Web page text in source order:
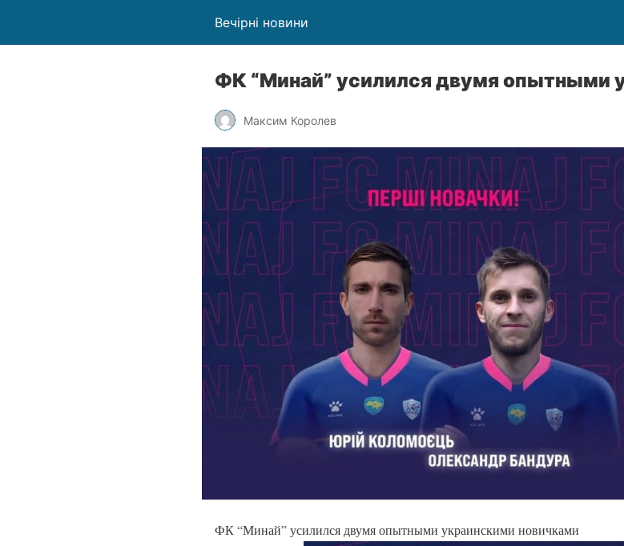
Вечірні новини
ФК “Минай” усилился двумя опытными
Максим Королев
ФК “Минай” усилился двумя опытными украинскими новичками